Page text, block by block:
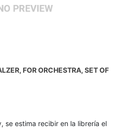
FOR ORCHESTRA, SET OF
se estima recibir en la librería el